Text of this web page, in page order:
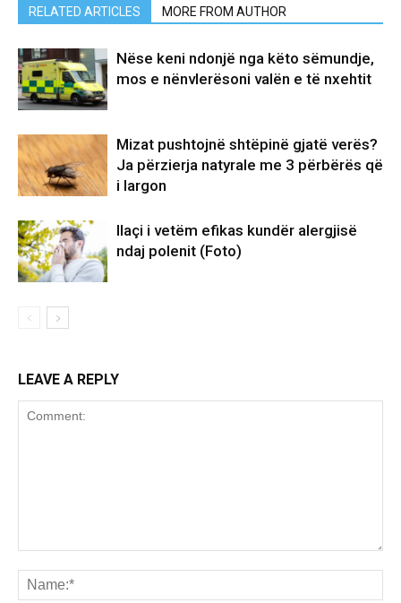
RELATED ARTICLES MORE FROM AUTHOR
Nëse keni ndonjë nga këto sëmundje,
mos e nënvlerësoni valën e të nxehtit
Mizat pushtojnë shtëpinë gjatë verës?
Ja përzierja natyrale me 3 përbërës që
i largon
Ilaçi i vetëm efikas kundër alergjisë
ndaj polenit (Foto)
LEAVE A REPLY